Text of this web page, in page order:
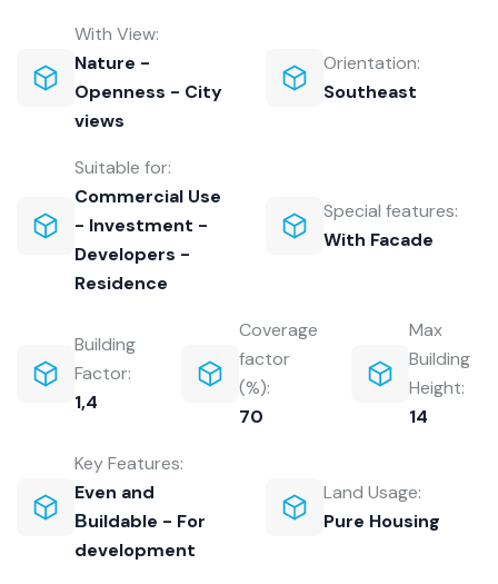
With View:
Nature -
Openness - City
views
Orientation:
Southeast
Suitable for:
Commercial Use
- Investment -
Developers -
Residence
Special features:
With Facade
Building
Factor:
1,4
Coverage
factor
(%):
70
Max
Building
Height:
14
Key Features:
Even and
Βuildable - For
development
Land Usage:
Pure Housing